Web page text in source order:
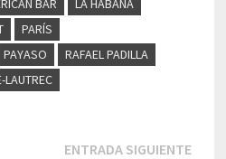
BAR
LA HABANA
PARÍS
PAYASO
RAFAEL PADILLA
LAUTREC
ENTRADA SIGUIENTE